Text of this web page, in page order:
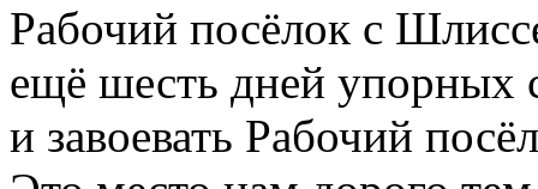
Рабочий посёлок с
ещё шесть дней упорных
и завоевать Рабочий